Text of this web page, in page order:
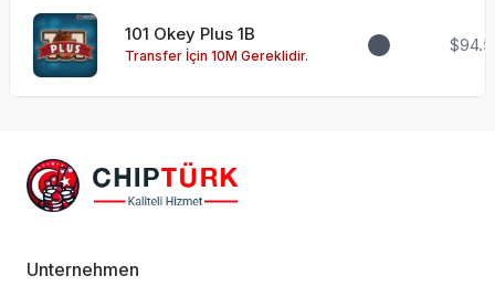
101 Okey Plus 1B
Transfer İçin 10M Gereklidir.
$94.5
Unternehmen